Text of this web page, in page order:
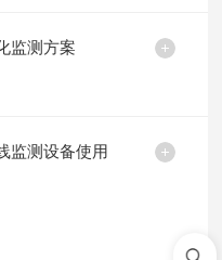
监测方案
监测设备使用